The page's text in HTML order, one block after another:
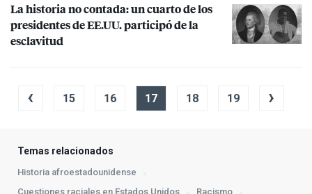
La historia no contada: un cuarto de los
presidentes de EE.UU. participó de la
esclavitud
‹ 15 16 17 18 19 ›
Temas relacionados
Historia afroestadounidense
Cuestiones raciales en Estados Unidos
Racismo